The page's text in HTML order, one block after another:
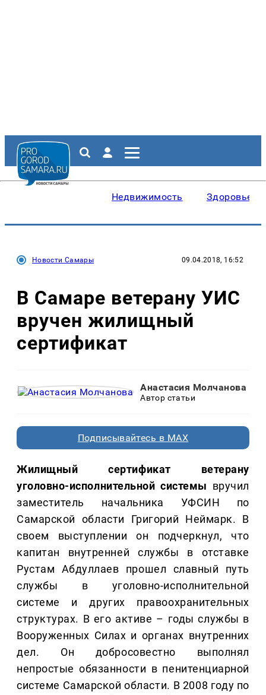
Недвижимость Здоровье
Новости Самары 09.04.2018, 16:52
В Самаре ветерану УИС
вручен жилищный
сертификат
Анастасия Молчанова
Автор статьи
Подписывайтесь в MAX
Жилищный сертификат ветерану
уголовно-исполнительной системы вручил
заместитель начальника УФСИН по
Самарской области Григорий Неймарк. В
своем выступлении он подчеркнул, что
капитан внутренней службы в отставке
Рустам Абдуллаев прошел славный путь
службы в уголовно-исполнительной
системе и других правоохранительных
структурах. В его активе – годы службы в
Вооруженных Силах и органах внутренних
дел. Он добросовестно выполнял
непростые обязанности в пенитенциарной
системе Самарской области. В 2008 году по